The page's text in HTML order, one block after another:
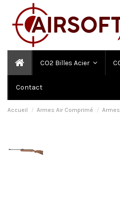
CO2 Billes Acier
Contact
Accueil Armes Air Comprimé